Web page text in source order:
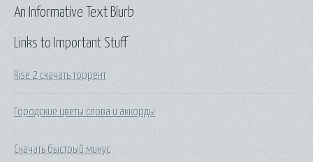
Links to Important Stuff
Rise 2 скачать торрент
Городские цветы слова и аккорды
Скачать быстрый минус
An Informative Text Blurb